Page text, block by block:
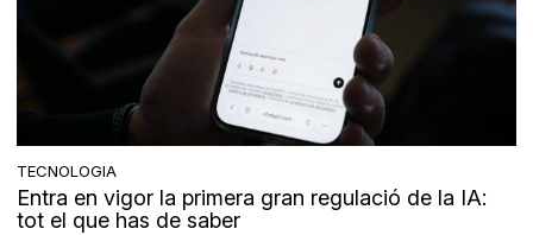
TECNOLOGIA
Entra en vigor la primera gran regulació de la IA:
tot el que has de saber